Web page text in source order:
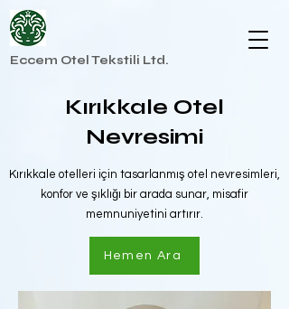
Eccem Otel Tekstili Ltd.
Kırıkkale Otel
Nevresimi
Kırıkkale otelleri için tasarlanmış otel nevresimleri,
konfor ve şıklığı bir arada sunar, misafir
memnuniyetini artırır.
Hemen Ara